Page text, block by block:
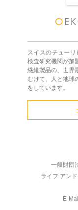
スイスのチュー
検査研究機関が加
繊維製品の、世界
むけて、人と地球
をしています。
一般財団
ライフ アン
E-Mail